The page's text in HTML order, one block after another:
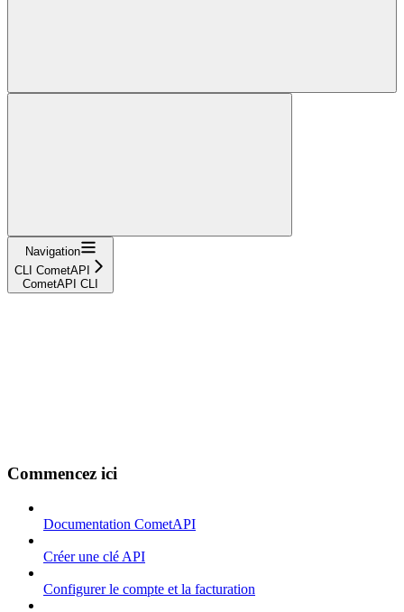
Navigation
CLI CometAPI
CometAPI CLI
Commencez ici
Documentation CometAPI
Créer une clé API
Configurer le compte et la facturation